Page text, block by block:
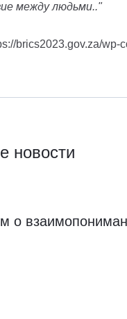
между людьми.."
brics2023.gov.za/
новости
о